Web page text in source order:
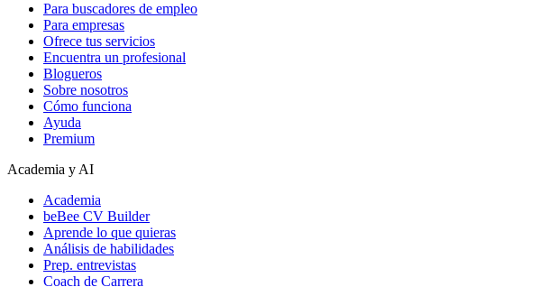
Para buscadores de empleo
Para empresas
Ofrece tus servicios
Encuentra un profesional
Blogueros
Sobre nosotros
Cómo funciona
Ayuda
Premium
Academia y AI
Academia
beBee CV Builder
Aprende lo que quieras
Análisis de habilidades
Prep. entrevistas
Coach de Carrera